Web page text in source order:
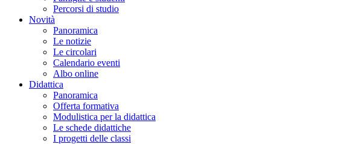
Percorsi di studio
Novità
Panoramica
Le notizie
Le circolari
Calendario eventi
Albo online
Didattica
Panoramica
Offerta formativa
Modulistica per la didattica
Le schede didattiche
I progetti delle classi